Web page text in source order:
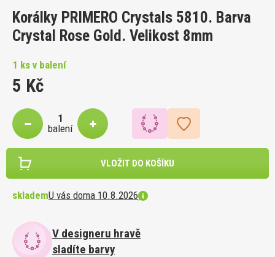
Korálky PRIMERO Crystals 5810. Barva
Crystal Rose Gold. Velikost 8mm
1 ks v balení
5 Kč
balení
VLOŽIT DO KOŠÍKU
sklademU vás doma 10.8.2026
V designeru hravě
sladíte barvy